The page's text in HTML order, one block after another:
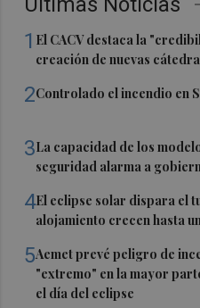
1 El CACV destaca la
creación de nuevas
2Controlado el incendio en
3La capacidad de los
seguridad alarma a
4El eclipse solar dispara el
alojamiento crecen hasta
5Aemet prevé peligro de
"extremo" en la mayor
el día del eclipse